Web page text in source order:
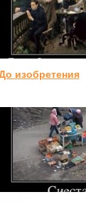
изобретения